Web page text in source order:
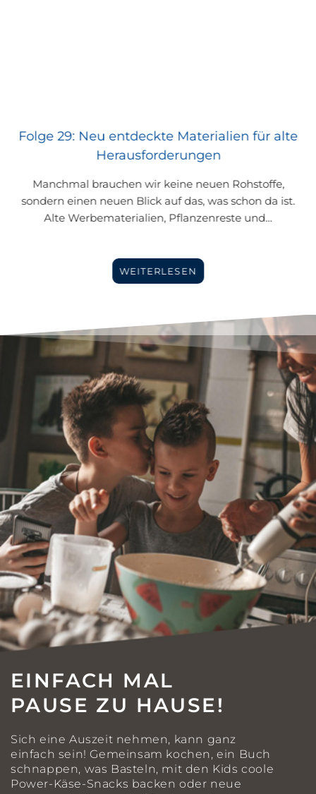
Folge 29: Neu entdeckte Materialien für alte
Herausforderungen
Manchmal brauchen wir keine neuen Rohstoffe,
sondern einen neuen Blick auf das, was schon da ist.
Alte Werbematerialien, Pflanzenreste und…
WEITERLESEN
EINFACH MAL
PAUSE ZU HAUSE!
Sich eine Auszeit nehmen, kann ganz
einfach sein! Gemeinsam kochen, ein Buch
schnappen, was Basteln, mit den Kids coole
Power-Käse-Snacks backen oder neue